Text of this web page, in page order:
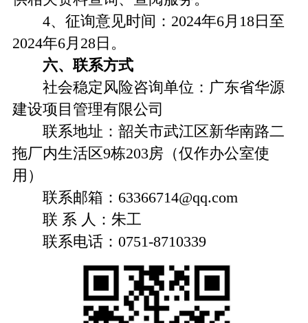
4、征询意见时间：2024年6月18日至
2024年6月28日。
六、 联系方式
社会稳定风险咨询单位：广东省华源
建设项目管理有限公司
联系地址：韶关市武江区新华南路二
拖厂内生活区9栋203房（仅作办公室使
用）
联系邮箱：63366714@qq.com
联 系 人：朱工
联系电话：0751-8710339